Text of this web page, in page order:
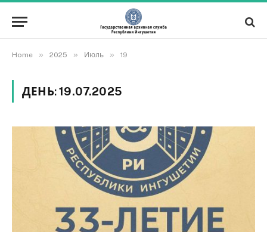
Home » 2025 » Июль » 19
ДЕНЬ:19.07.2025